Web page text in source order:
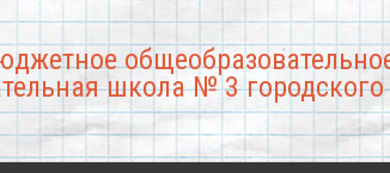
школа № 3